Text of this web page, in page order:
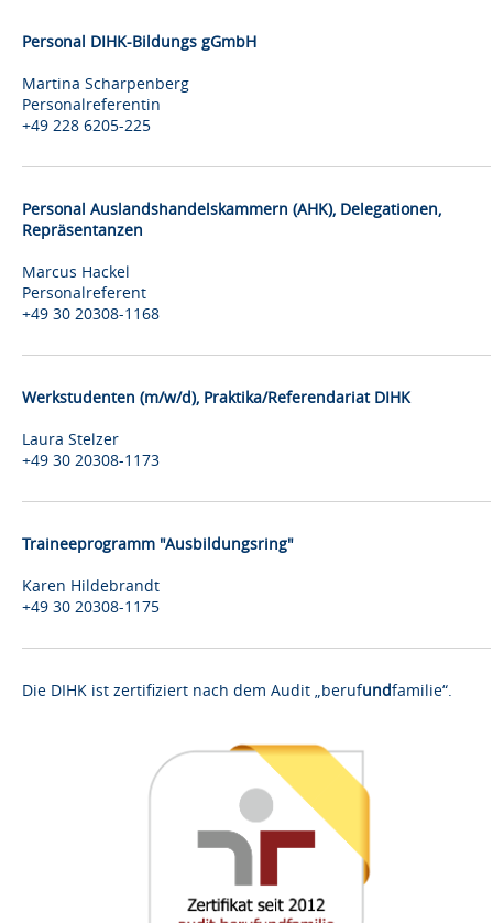
Personal DIHK-Bildungs gGmbH
Martina Scharpenberg
Personalreferentin
+49 228 6205-225
Personal Auslandshandelskammern (AHK), Delegationen,
Repräsentanzen
Marcus Hackel
Personalreferent
+49 30 20308-1168
Werkstudenten (m/w/d), Praktika/Referendariat DIHK
Laura Stelzer
+49 30 20308-1173
Traineeprogramm "Ausbildungsring"
Karen Hildebrandt
+49 30 20308-1175
Die DIHK ist zertifiziert nach dem Audit „berufundfamilie“.